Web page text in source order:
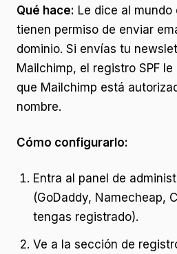
Qué hace: Le dice al
tienen permiso de enviar
dominio. Si envías tu
Mailchimp, el registro SPF le
que Mailchimp está
nombre.
Cómo configurarlo:
Entra al panel de
(GoDaddy, Namecheap,
tengas registrado).
Ve a la sección de